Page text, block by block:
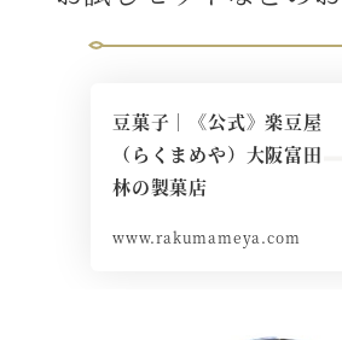
豆菓子｜《公式》楽豆屋
（らくまめや）大阪富田
林の製菓店
www.rakumameya.com